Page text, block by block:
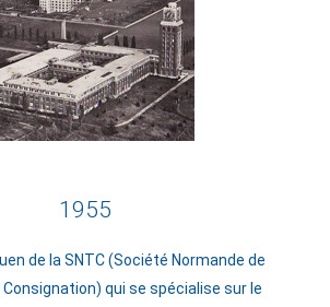
1955
de la SNTC (Société Normande de
qui se spécialise sur le